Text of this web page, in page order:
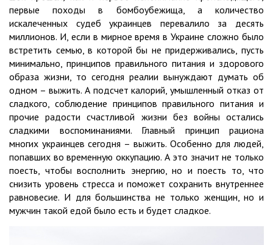
первые походы в бомбоубежища, а количество
искалеченных судеб украинцев перевалило за десять
миллионов. И, если в мирное время в Украине сложно было
встретить семью, в которой бы не придерживались, пусть
минимально, принципов правильного питания и здорового
образа жизни, то сегодня реалии вынуждают думать об
одном – выжить. А подсчет калорий, умышленный отказ от
сладкого, соблюдение принципов правильного питания и
прочие радости счастливой жизни без войны остались
сладкими воспоминаниями. Главный принцип рациона
многих украинцев сегодня – выжить. Особенно для людей,
попавших во временную оккупацию. А это значит не только
поесть, чтобы восполнить энергию, но и поесть то, что
снизить уровень стресса и поможет сохранить внутреннее
равновесие. И для большинства не только женщин, но и
мужчин такой едой было есть и будет сладкое.